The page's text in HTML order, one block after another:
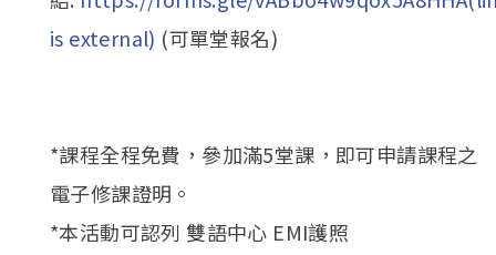
is external) (可單堂報名)
*課程全程免費，參加滿5堂課，即可申請課程之
電子修課證明。
*本活動可認列 雙語中心 EMI護照